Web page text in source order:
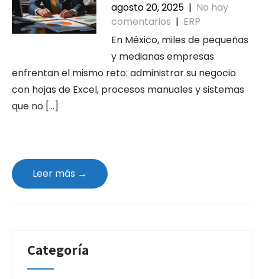
agosto 20, 2025 | No hay
comentarios | ERP
En México, miles de pequeñas
y medianas empresas
enfrentan el mismo reto: administrar su negocio
con hojas de Excel, procesos manuales y sistemas
que no […]
Leer más →
Categoría